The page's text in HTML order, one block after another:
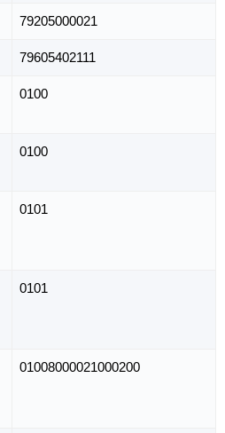
79205000021
79605402111
0100
0100
0101
0101
01008000021000200